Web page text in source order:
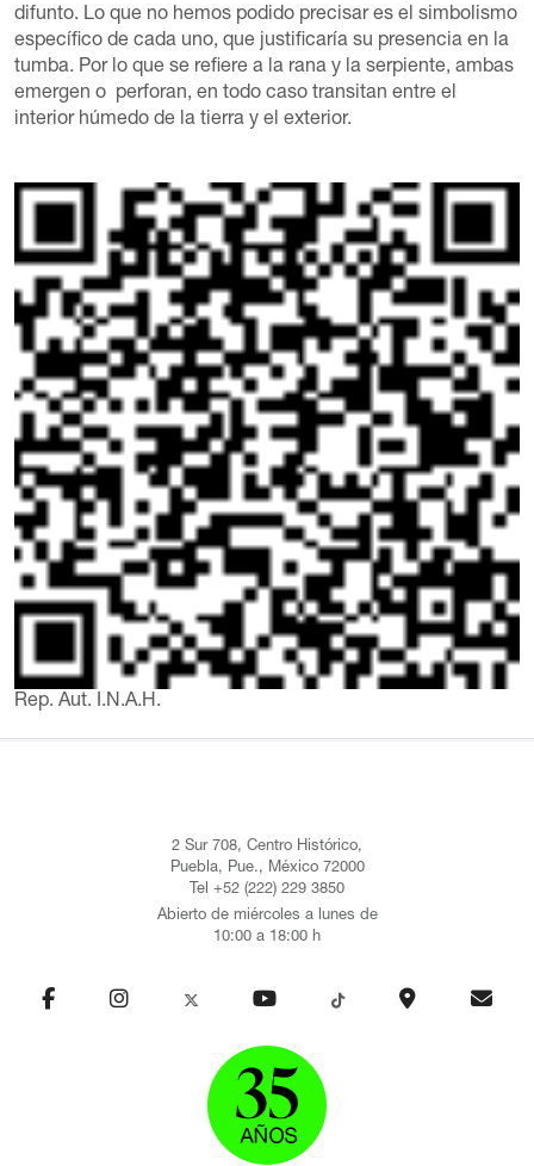
difunto. Lo que no hemos podido precisar es el simbolismo
específico de cada uno, que justificaría su presencia en la
tumba. Por lo que se refiere a la rana y la serpiente, ambas
emergen o perforan, en todo caso transitan entre el
interior húmedo de la tierra y el exterior.
Rep. Aut. I.N.A.H.
2 Sur 708, Centro Histórico,
Puebla, Pue., México 72000
Tel +52 (222) 229 3850
Abierto de miércoles a lunes de
10:00 a 18:00 h